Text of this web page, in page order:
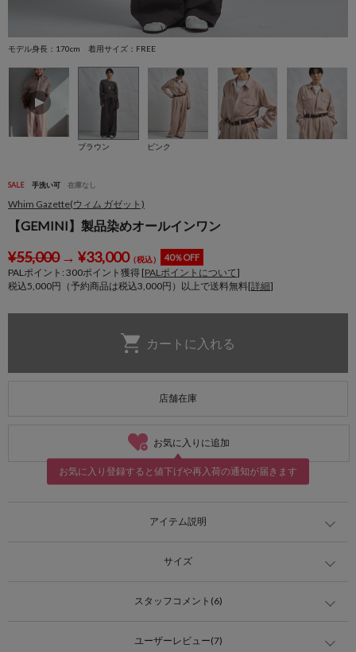
モデル身長：170cm 着用サイズ：FREE
ブラウン ピンク
SALE 手洗い可 在庫なし
Whim Gazette(ウィム ガゼット)
【GEMINI】製品染めオールインワン
¥55,000→ ¥33,000（税込） 40％OFF
PALポイント: 300ポイント獲得 [PALポイントについて]
税込5,000円（予約商品は税込3,000円）以上で送料無料[詳細]
店舗在庫
お気に入りに追加
お気に入り登録すると値下げや再入荷の通知が届きます
アイテム説明
サイズ
スタッフコメント(6)
ユーザーレビュー(7)